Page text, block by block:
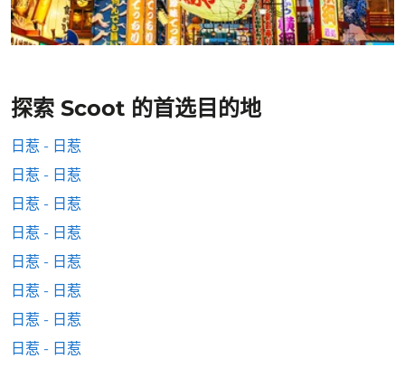
探索 Scoot 的首选目的地
日惹 - 日惹
日惹 - 日惹
日惹 - 日惹
日惹 - 日惹
日惹 - 日惹
日惹 - 日惹
日惹 - 日惹
日惹 - 日惹